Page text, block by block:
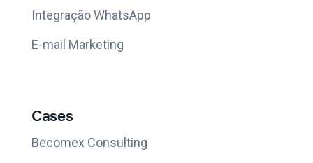
Integração WhatsApp
E-mail Marketing
Cases
Becomex Consulting